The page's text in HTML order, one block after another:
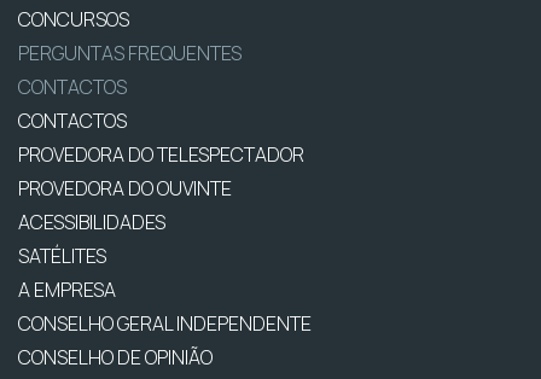
CONCURSOS
PERGUNTAS FREQUENTES
CONTACTOS
CONTACTOS
PROVEDORA DO TELESPECTADOR
PROVEDORA DO OUVINTE
ACESSIBILIDADES
SATÉLITES
A EMPRESA
CONSELHO GERAL INDEPENDENTE
CONSELHO DE OPINIÃO